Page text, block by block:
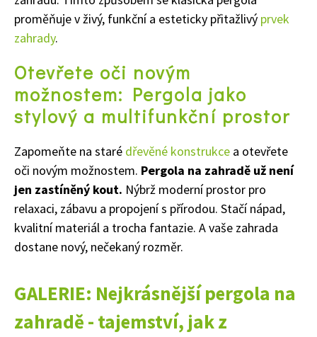
65 Kč
Naše krásná zahrada Speciál
proměňuje v živý, funkční a esteticky přitažlivý prvek
zahrady.
Otevřete oči novým
možnostem: Pergola jako
stylový a multifunkční prostor
Zapomeňte na staré dřevěné konstrukce a otevřete
oči novým možnostem. Pergola na zahradě už není
jen zastíněný kout. Nýbrž moderní prostor pro
relaxaci, zábavu a propojení s přírodou. Stačí nápad,
kvalitní materiál a trocha fantazie. A vaše zahrada
dostane nový, nečekaný rozměr.
GALERIE: Nejkrásnější pergola na
zahradě - tajemství, jak z